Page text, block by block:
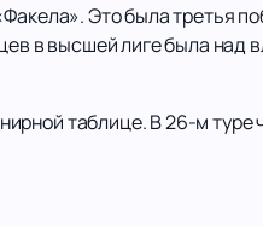
Это была третья
в высшей лиге была над
таблице. В 26-м